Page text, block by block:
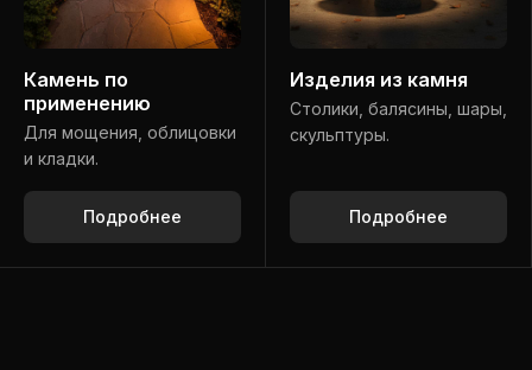
Камень по
применению
Для мощения, облицовки
и кладки.
Подробнее
Изделия из камня
Столики, балясины, шары,
скульптуры.
Подробнее